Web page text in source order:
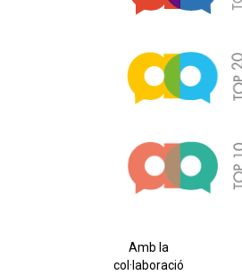
Amb la
col·laboració